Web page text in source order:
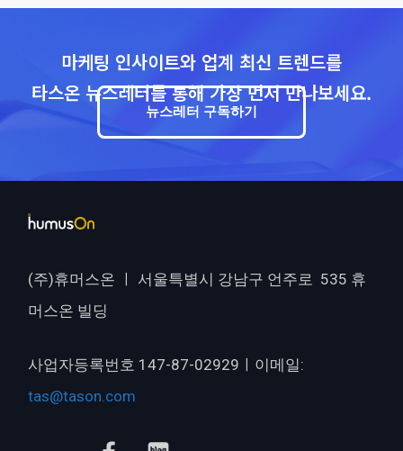
마케팅 인사이트와 업계 최신 트렌드를
타스온 뉴스레터를 통해 가장 먼저 만나보세요.
뉴스레터 구독하기
(주)휴머스온 ㅣ 서울특별시 강남구 언주로 535 휴
머스온 빌딩
사업자등록번호 147-87-02929ㅣ이메일:
tas@tason.com